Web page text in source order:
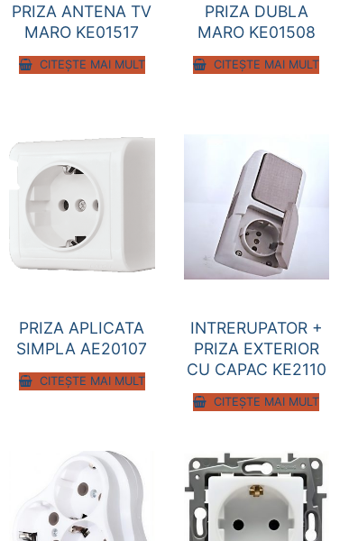
PRIZA ANTENA TV
MARO KE01517
CITEȘTE MAI MULT
PRIZA DUBLA
MARO KE01508
CITEȘTE MAI MULT
PRIZA APLICATA
SIMPLA AE20107
CITEȘTE MAI MULT
INTRERUPATOR +
PRIZA EXTERIOR
CU CAPAC KE2110
CITEȘTE MAI MULT